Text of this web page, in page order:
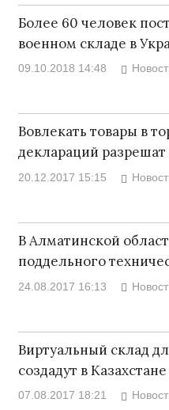
Более 60 человек
военном складе в
09.10.2018 14:48
Вовлекать товары в
деклараций разрешат
20.12.2017 15:15
В Алматинской
поддельного
24.08.2017 16:13
Виртуальный склад
создадут в
07.08.2017 18:21